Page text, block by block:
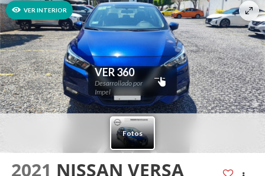
2021 NISSAN VERSA